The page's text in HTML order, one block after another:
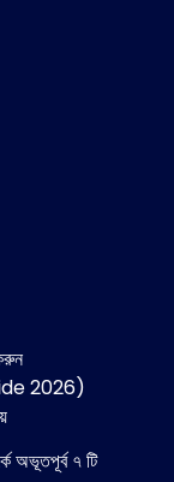
2026)
অভূতপূর্ব ৭ টি